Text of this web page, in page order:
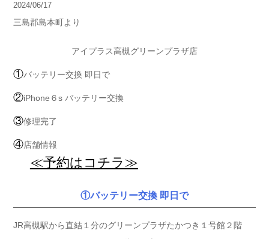
2024/06/17
三島郡島本町より
アイプラス高槻グリーンプラザ店
①バッテリー交換 即日で
②iPhone６s バッテリー交換
③修理完了
④店舗情報
≪予約はコチラ≫
①バッテリー交換 即日で
JR高槻駅から直結１分のグリーンプラザたかつき１号館２階